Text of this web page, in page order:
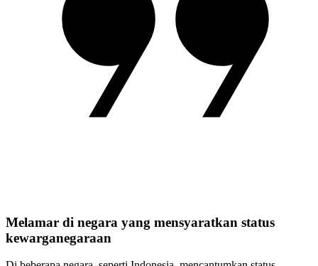
Melamar di negara yang mensyaratkan status
kewarganegaraan